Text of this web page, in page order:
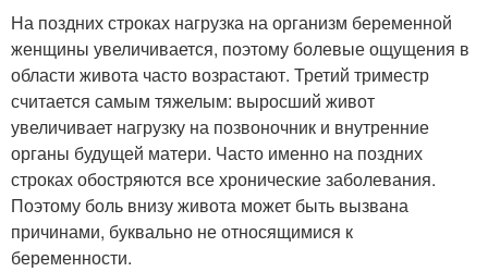
На поздних строках нагрузка на организм беременной
женщины увеличивается, поэтому болевые ощущения в
области живота часто возрастают. Третий триместр
считается самым тяжелым: выросший живот
увеличивает нагрузку на позвоночник и внутренние
органы будущей матери. Часто именно на поздних
строках обостряются все хронические заболевания.
Поэтому боль внизу живота может быть вызвана
причинами, буквально не относящимися к
беременности.